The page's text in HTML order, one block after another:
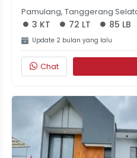
Pamulang, Tanggerang
3 KT 72 LT 85 LB
Update 2 bulan yang lalu
Chat